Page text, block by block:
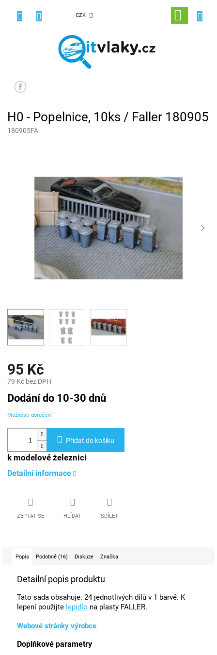
CZK
NÁKUPNÍ
KOŠÍK
H0 - Popelnice, 10ks / Faller 180905
180905FA
95 Kč
79 Kč bez DPH
Měrná
cena:
Dodání do 10-30 dnů
Možnosti doručení
Přidat do košíku
k modelové železnici
Detailní informace
ZEPTAT SE HLÍDAT SDÍLET
Popis Podobné (16) Diskuze Značka
Detailní popis produktu
Tato sada obsahuje: 24 jednotlivých dílů v 1 barvě. K
lepení použijte lepidlo na plasty FALLER.
Webové stránky výrobce
Doplňkové parametry